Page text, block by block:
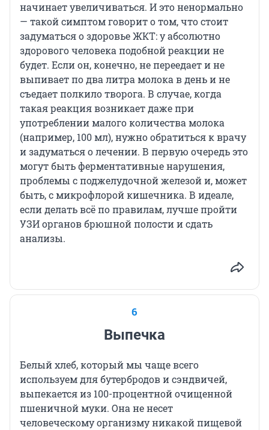
начинает увеличиваться. И это ненормально
— такой симптом говорит о том, что стоит
задуматься о здоровье ЖКТ: у абсолютно
здорового человека подобной реакции не
будет. Если он, конечно, не переедает и не
выпивает по два литра молока в день и не
съедает полкило творога. В случае, когда
такая реакция возникает даже при
употреблении малого количества молока
(например, 100 мл), нужно обратиться к врачу
и задуматься о лечении. В первую очередь это
могут быть ферментативные нарушения,
проблемы с поджелудочной железой и, может
быть, с микрофлорой кишечника. В идеале,
если делать всё по правилам, лучше пройти
УЗИ органов брюшной полости и сдать
анализы.
6
Выпечка
Белый хлеб, который мы чаще всего
используем для бутербродов и сэндвичей,
выпекается из 100-процентной очищенной
пшеничной муки. Она не несет
человеческому организму никакой пищевой